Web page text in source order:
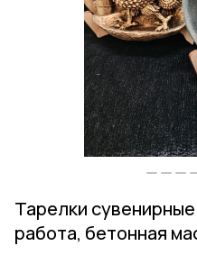
Тарелки
работа, бетонная